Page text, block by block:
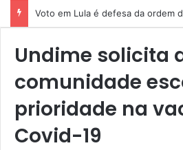
Voto em Lula é defesa da ordem
Undime solicita
comunidade
prioridade na
Covid-19